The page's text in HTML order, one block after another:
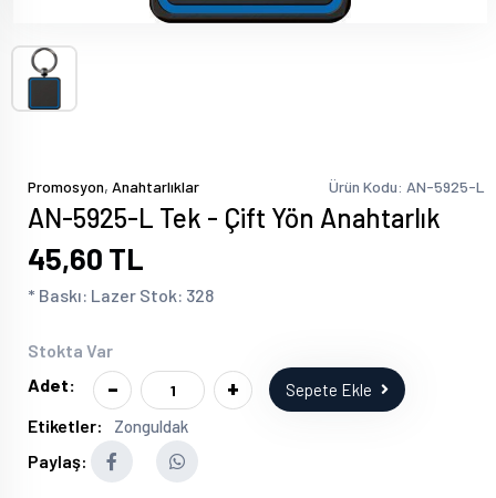
Promosyon, Anahtarlıklar Ürün Kodu: AN-5925-L
AN-5925-L Tek - Çift Yön Anahtarlık
45,60 TL
* Baskı: Lazer Stok: 328
Stokta Var
Adet:
- + Sepete Ekle
Etiketler: Zonguldak
Paylaş: